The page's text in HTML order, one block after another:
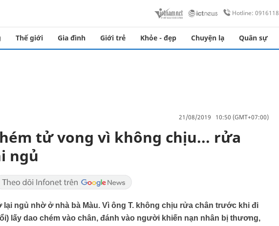
Hotline:
Thế giới Gia đình Giới trẻ Khỏe - đẹp Chuyện lạ Quân sự
21/08/2019 10:50 (GMT+07:00)
tử vong vì không chịu... rửa
ngủ
lại ngủ nhờ ở nhà bà Màu. Vì ông T. không chịu rửa chân trước khi đi
lấy dao chém vào chân, đánh vào người khiến nạn nhân bị thương,